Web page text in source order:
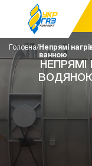
Головна
Непрямі
ванною
НЕПРЯМІ